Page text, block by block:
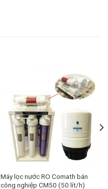
Máy lọc nước RO Comath bán
công nghiệp CM50 (50 lít/h)